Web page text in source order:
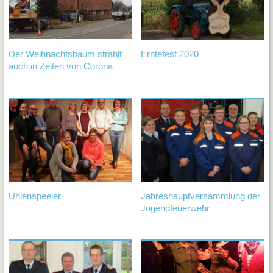
Turn-
und
Kindertagesstätte Sonnenschein
Der Weihnachtsbaum strahlt
auch in Zeiten von Corona
Erntefest 2020
Uhlenspeeler
Jahreshauptversammlung der
Jugendfeuerwehr